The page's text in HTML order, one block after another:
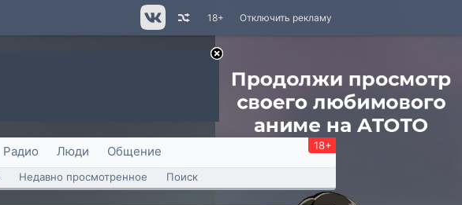
Отключить рекламу
18+
Радио Люди Общение 18+
Недавно просмотренное Поиск